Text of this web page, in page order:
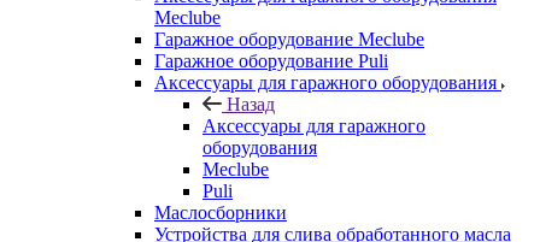
Meclube
Гаражное оборудование Meclube
Гаражное оборудование Puli
Аксессуары для гаражного оборудования
Назад
Аксессуары для гаражного
оборудования
Meclube
Puli
Маслосборники
Устройства для слива обработанного масла